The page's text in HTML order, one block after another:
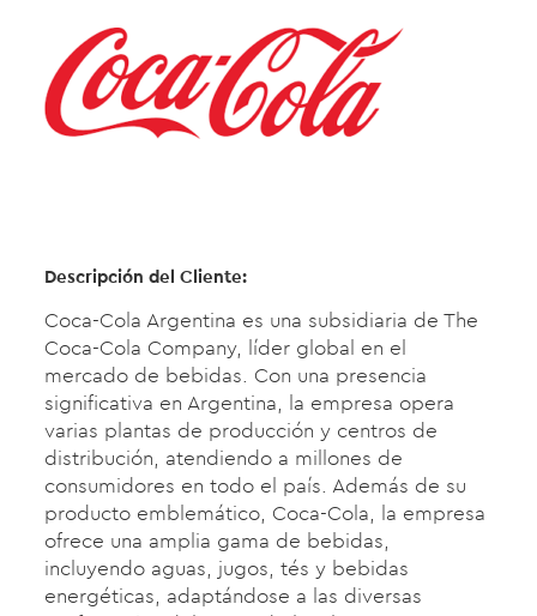
Descripción del Cliente:
Coca-Cola Argentina es una subsidiaria de The
Coca-Cola Company, líder global en el
mercado de bebidas. Con una presencia
significativa en Argentina, la empresa opera
varias plantas de producción y centros de
distribución, atendiendo a millones de
consumidores en todo el país. Además de su
producto emblemático, Coca-Cola, la empresa
ofrece una amplia gama de bebidas,
incluyendo aguas, jugos, tés y bebidas
energéticas, adaptándose a las diversas